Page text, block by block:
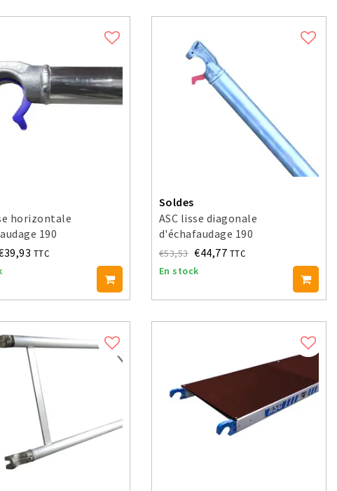
horizontale
190
TTC
Soldes
ASC lisse diagonale
d'échafaudage 190
€53,53 €44,77 TTC
En stock